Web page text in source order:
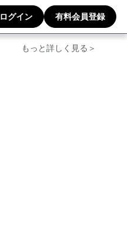
ログイン 有料会員登録
もっと詳しく見る＞